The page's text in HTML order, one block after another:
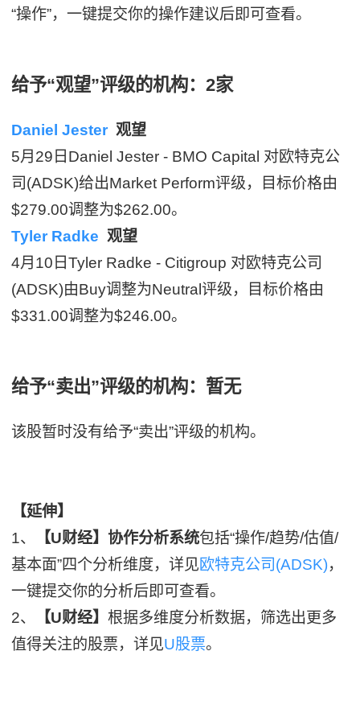
“操作”，一键提交你的操作建议后即可查看。
给予“观望”评级的机构：2家
Daniel Jester 观望
5月29日Daniel Jester - BMO Capital 对欧特克公
司(ADSK)给出Market Perform评级，目标价格由
$279.00调整为$262.00。
Tyler Radke 观望
4月10日Tyler Radke - Citigroup 对欧特克公司
(ADSK)由Buy调整为Neutral评级，目标价格由
$331.00调整为$246.00。
给予“卖出”评级的机构：暂无
该股暂时没有给予“卖出”评级的机构。
【延伸】
1、
【U财经】协作分析系统包括“操作/趋势/估值/
基本面”四个分析维度，详见欧特克公司(ADSK)，
一键提交你的分析后即可查看。
2、
【U财经】根据多维度分析数据，筛选出更多
值得关注的股票，详见U股票。